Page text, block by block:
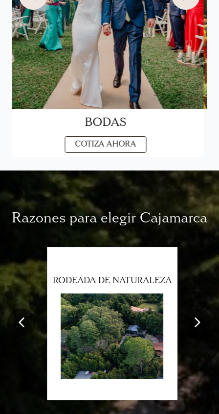
BODAS
COTIZA AHORA
Razones para elegir Cajamarca
RODEADA DE NATURALEZA